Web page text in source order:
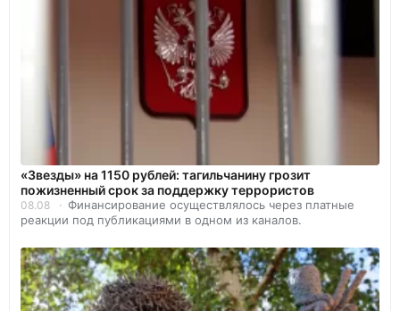
«Звезды» на 1150 рублей: тагильчанину грозит
пожизненный срок за поддержку террористов
08.08
Финансирование осуществлялось через платные
реакции под публикациями в одном из каналов.